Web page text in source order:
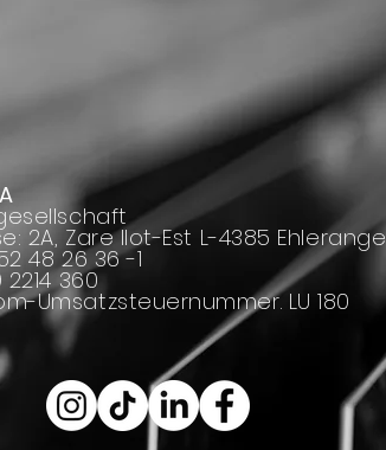
2A, Zare Ilot-Est L-4385 Ehlerange
48 26 36 -1
2214 360
Umsatzsteuernummer. LU 180